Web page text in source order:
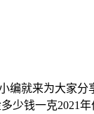
就来为大家
钱一克2021